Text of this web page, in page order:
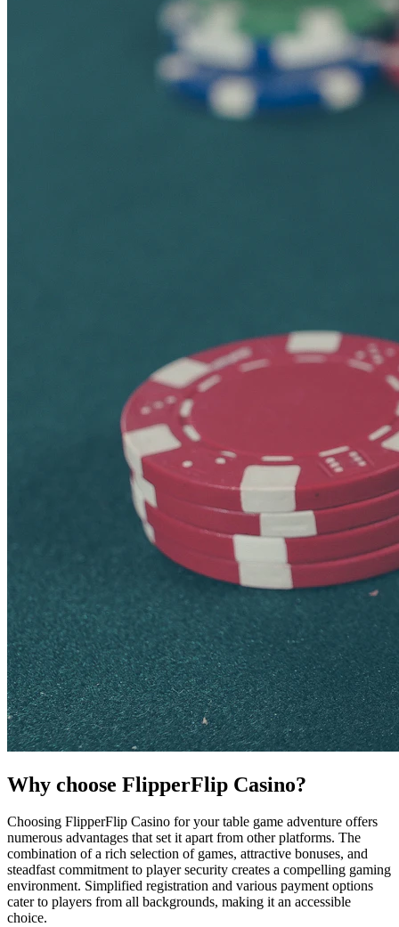
Why choose FlipperFlip Casino?
Choosing FlipperFlip Casino for your table game adventure offers
numerous advantages that set it apart from other platforms. The
combination of a rich selection of games, attractive bonuses, and
steadfast commitment to player security creates a compelling gaming
environment. Simplified registration and various payment options
cater to players from all backgrounds, making it an accessible
choice.